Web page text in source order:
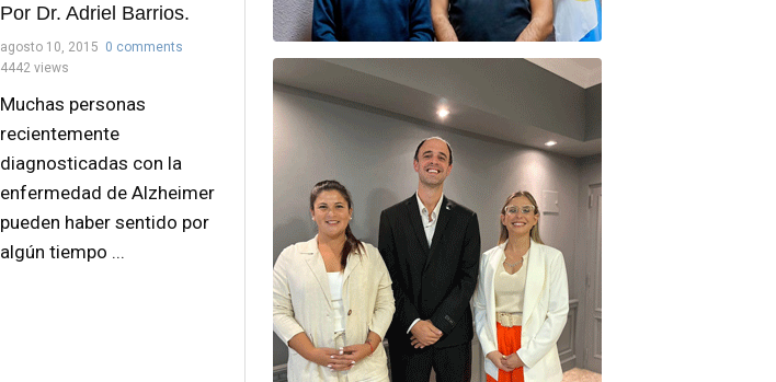
Por Dr. Adriel Barrios.
agosto 10, 2015 0 comments
4442 views
Muchas personas
recientemente
diagnosticadas con la
enfermedad de Alzheimer
pueden haber sentido por
algún tiempo ...